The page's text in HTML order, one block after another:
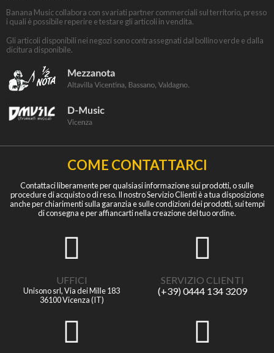
Banana Music collabora con svariati partner commerciali sul territorio, presso
i quali è possibile reperire e testare gli articoli in vendita.
Gli articoli disponibili nei negozi sono contrassegnati dal bollino verde e dalla
dicitura disponibile.
COME CONTATTARCI
Contattaci liberamente per qualsiasi informazione sui prodotti, o sulle
procedure di acquisto o di reso. Il nostro Servizio Clienti è a tua disposizione
anche per chiarimenti sulla garanzia e sulle condizioni dei prodotti, sui tempi
di consegna e per affiancarti nella creazione del tuo ordine.
UFFICI
Unisono srl, Via dei Mille 183
36100 Vicenza (IT)
SERVIZIO CLIENTI
(+39) 0444 134 3209